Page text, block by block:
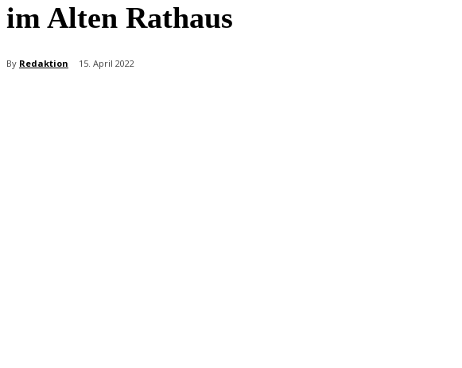
im Alten Rathaus
By Redaktion 15. April 2022